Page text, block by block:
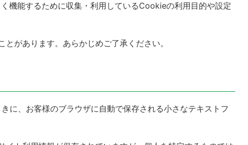
機能するために収集・利用しているCookieの利用目的や設定
があります。あらかじめご了承ください。
に、お客様のブラウザに自動で保存される小さなテキストフ